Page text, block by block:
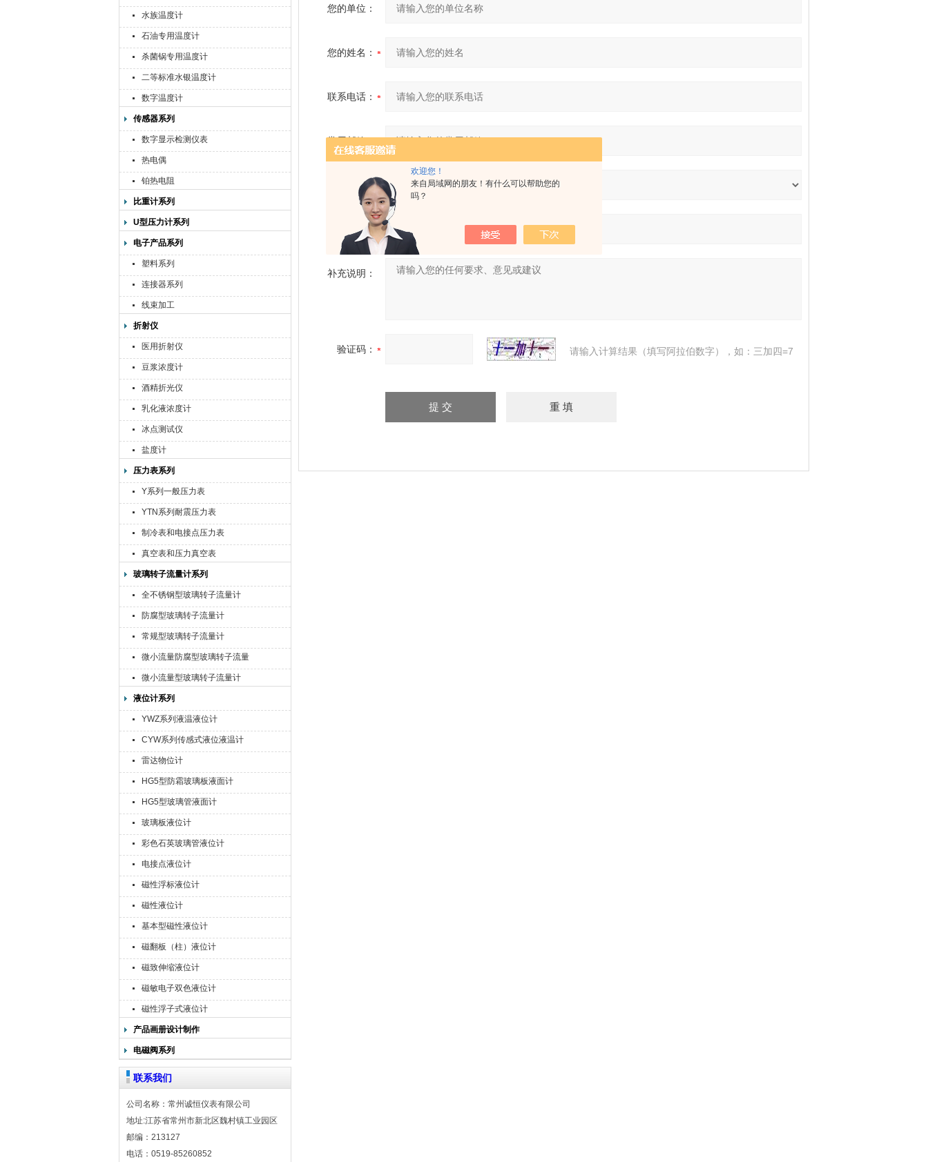
欢迎您！
来自局域网的朋友！有什么可以帮助您的
吗？
水族温度计
石油专用温度计
杀菌锅专用温度计
二等标准水银温度计
数字温度计
传感器系列
数字显示检测仪表
热电偶
铂热电阻
比重计系列
U型压力计系列
电子产品系列
塑料系列
连接器系列
线束加工
折射仪
医用折射仪
豆浆浓度计
酒精折光仪
乳化液浓度计
冰点测试仪
盐度计
压力表系列
Y系列一般压力表
YTN系列耐震压力表
制冷表和电接点压力表
真空表和压力真空表
玻璃转子流量计系列
全不锈钢型玻璃转子流量计
防腐型玻璃转子流量计
常规型玻璃转子流量计
微小流量防腐型玻璃转子流量
计
微小流量型玻璃转子流量计
液位计系列
YWZ系列液温液位计
CYW系列传感式液位液温计
雷达物位计
HG5型防霜玻璃板液面计
HG5型玻璃管液面计
玻璃板液位计
彩色石英玻璃管液位计
电接点液位计
磁性浮标液位计
磁性液位计
基本型磁性液位计
磁翻板（柱）液位计
磁致伸缩液位计
磁敏电子双色液位计
磁性浮子式液位计
产品画册设计制作
电磁阀系列
联系我们
公司名称：常州诚恒仪表有限公司
地址:江苏省常州市新北区魏村镇工业园区
邮编：213127
电话：0519-85260852
您的单位：
您的姓名：
联系电话：
常用邮箱：
省份：
详细地址：
补充说明：
验证码： 请输入计算结果（填写阿拉伯数字），如：三加四=7